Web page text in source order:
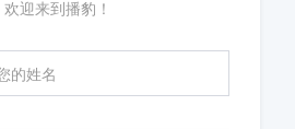
迎来到播豹！